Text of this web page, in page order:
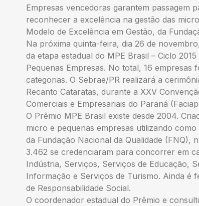
Empresas vencedoras garantem passagem
reconhecer a excelência na gestão das
Modelo de Excelência em Gestão, da
Na próxima quinta-feira, dia 26 de
da etapa estadual do MPE Brasil – Ciclo
Pequenas Empresas. No total, 16 empresas
categorias. O Sebrae/PR realizará a
Recanto Cataratas, durante a XXV
Comerciais e Empresariais do Paraná
O Prêmio MPE Brasil existe desde 2004.
micro e pequenas empresas utilizando
da Fundação Nacional da Qualidade (FNQ),
3.462 se credenciaram para concorrer em
Indústria, Serviços, Serviços de Educação,
Informação e Serviços de Turismo. Ainda é
de Responsabilidade Social.
O coordenador estadual do Prêmio e